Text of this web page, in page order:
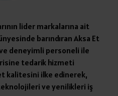
lider markalarına ait
barındıran Aksa Et
deneyimli personeli ile
tedarik hizmeti
kalitesini ilke edinerek,
ve yenilikleri iş